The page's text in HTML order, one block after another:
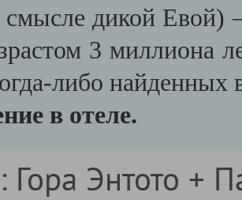
смысле дикой Евой)
3 миллиона
либо найденных
в отеле.
Гора Энтото +